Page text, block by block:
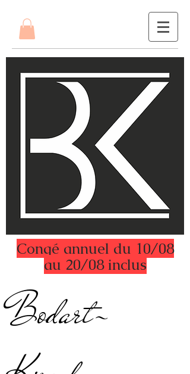
Congé annuel du 10/08
au 20/08 inclus
Bodart-